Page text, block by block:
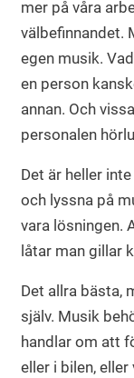
mer på våra
välbefinnandet.
egen musik.
en person
annan. Och
personalen
Det är heller
och lyssna på
vara lösningen.
låtar man gillar
Det allra bästa,
själv. Musik
handlar om att
eller i bilen,